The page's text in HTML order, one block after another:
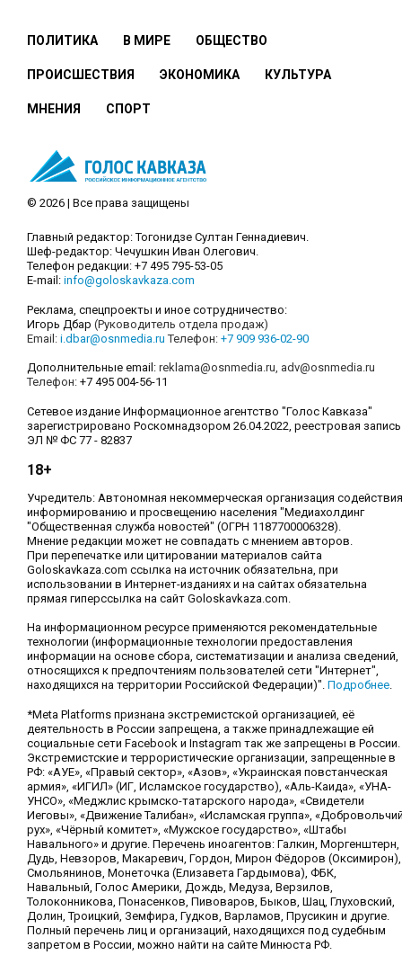
ПОЛИТИКА В МИРЕ ОБЩЕСТВО
ПРОИСШЕСТВИЯ ЭКОНОМИКА КУЛЬТУРА
МНЕНИЯ СПОРТ
© 2026 | Все права защищены
Главный редактор: Тогонидзе Султан Геннадиевич.
Шеф-редактор: Чечушкин Иван Олегович.
Телефон редакции: +7 495 795-53-05
E-mail: info@goloskavkaza.com
Реклама, спецпроекты и иное сотрудничество:
Игорь Дбар (Руководитель отдела продаж)
Email: i.dbar@osnmedia.ru Телефон: +7 909 936-02-90
Дополнительные email: reklama@osnmedia.ru, adv@osnmedia.ru
Телефон: +7 495 004-56-11
Сетевое издание Информационное агентство "Голос Кавказа"
зарегистрировано Роскомнадзором 26.04.2022, реестровая запись
ЭЛ № ФС 77 - 82837
18+
Учредитель: Автономная некоммерческая организация содействия
информированию и просвещению населения "Медиахолдинг
"Общественная служба новостей" (ОГРН 1187700006328).
Мнение редакции может не совпадать с мнением авторов.
При перепечатке или цитировании материалов сайта
Goloskavkaza.com ссылка на источник обязательна, при
использовании в Интернет-изданиях и на сайтах обязательна
прямая гиперссылка на сайт Goloskavkaza.com.
На информационном ресурсе применяются рекомендательные
технологии (информационные технологии предоставления
информации на основе сбора, систематизации и анализа сведений,
относящихся к предпочтениям пользователей сети "Интернет",
находящихся на территории Российской Федерации)". Подробнее.
*Meta Platforms признана экстремистской организацией, её
деятельность в России запрещена, а также принадлежащие ей
социальные сети Facebook и Instagram так же запрещены в России.
Экстремистские и террористические организации, запрещенные в
РФ: «АУЕ», «Правый сектор», «Азов», «Украинская повстанческая
армия», «ИГИЛ» (ИГ, Исламское государство), «Аль-Каида», «УНА-
УНСО», «Меджлис крымско-татарского народа», «Свидетели
Иеговы», «Движение Талибан», «Исламская группа»,
рух», «Чёрный комитет», «Мужское государство», «Штабы
Навального» и другие. Перечень иноагентов: Галкин, Моргенштерн,
Дудь, Невзоров, Макаревич, Гордон, Мирон Фёдоров (Оксимирон),
Смольянинов, Монеточка (Елизавета Гардымова), ФБК,
Навальный, Голос Америки, Дождь, Медуза, Верзилов,
Толоконникова, Понасенков, Пивоваров, Быков, Шац, Глуховский,
Долин, Троицкий, Земфира, Гудков, Варламов, Прусикин и другие.
Полный перечень лиц и организаций, находящихся под судебным
запретом в России, можно найти на сайте Минюста РФ.